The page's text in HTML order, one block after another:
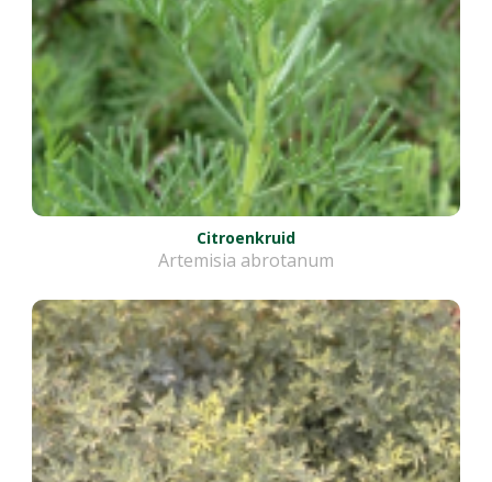
Citroenkruid
Artemisia abrotanum